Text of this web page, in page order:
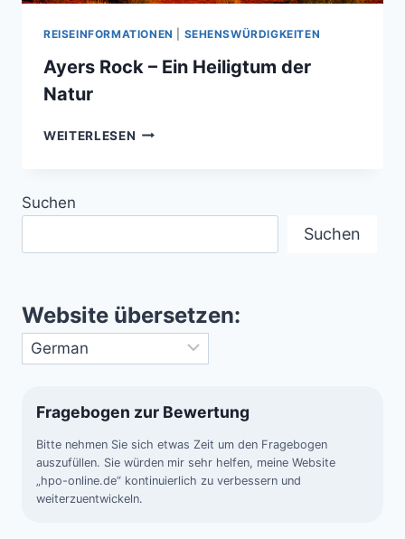
REISEINFORMATIONEN SEHENSWÜRDIGKEITEN
Ayers Rock – Ein Heiligtum der
Natur
WEITERLESEN AYERS
Suchen
Suchen
Website übersetzen:
Fragebogen zur Bewertung
Bitte nehmen Sie sich etwas Zeit um den Fragebogen
auszufüllen. Sie würden mir sehr helfen, meine Website
„hpo-online.de“ kontinuierlich zu verbessern und
weiterzuentwickeln.